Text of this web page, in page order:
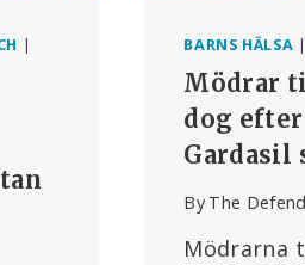
2
ÅR
|
BARNS HÄLSA |
Mödrar
dog
Gardasil
By The
Mödrarna